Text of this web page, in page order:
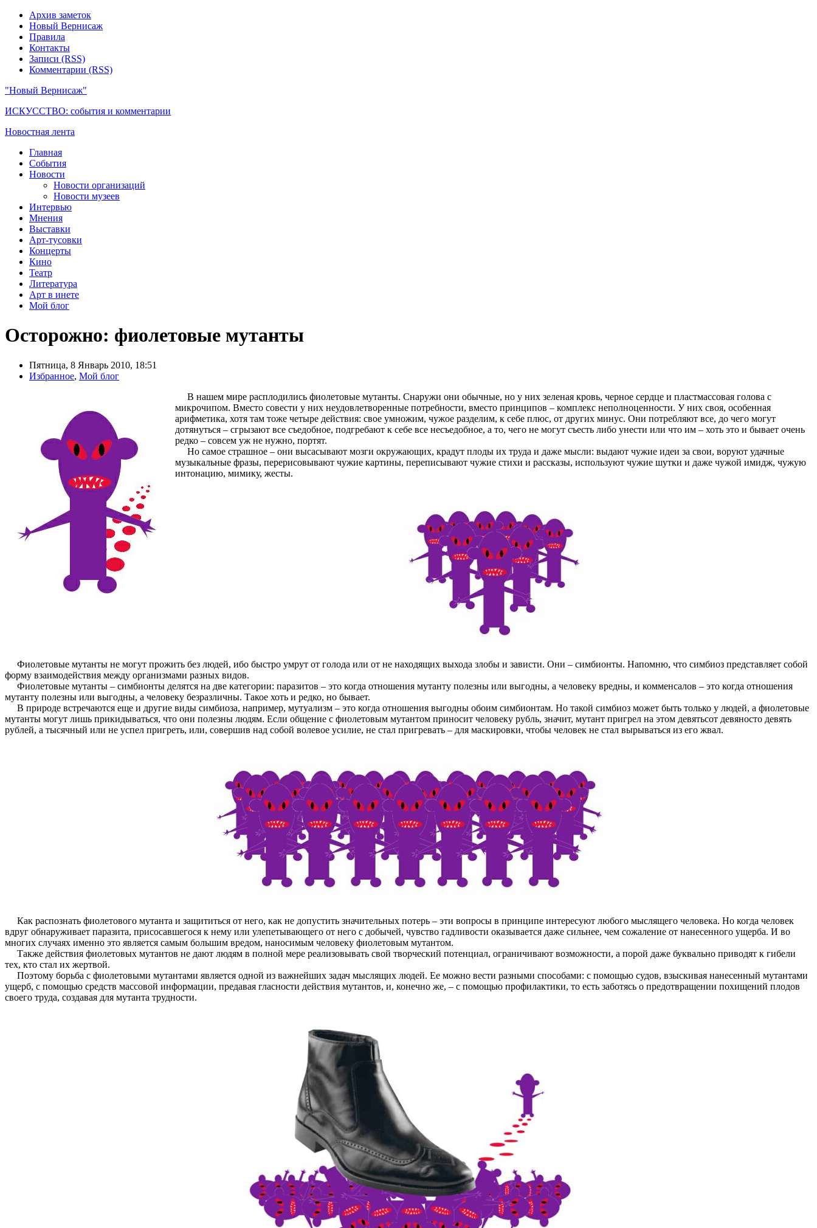
Архив заметок
Новый Вернисаж
Правила
Контакты
Записи (RSS)
Комментарии (RSS)
"Новый Вернисаж"
ИСКУССТВО: события и комментарии
Новостная лента
Главная
События
Новости
Новости организаций
Новости музеев
Интервью
Мнения
Выставки
Арт-тусовки
Концерты
Кино
Театр
Литература
Арт в инете
Мой блог
Осторожно: фиолетовые мутанты
Пятница, 8 Январь 2010, 18:51
Избранное, Мой блог
В нашем мире расплодились фиолетовые мутанты. Снаружи они обычные, но у них зеленая кровь, черное сердце и пластмассовая голова с
микрочипом. Вместо совести у них неудовлетворенные потребности, вместо принципов – комплекс неполноценности. У них своя, особенная
арифметика, хотя там тоже четыре действия: свое умножим, чужое разделим, к себе плюс, от других минус. Они потребляют все, до чего могут
дотянуться – сгрызают все съедобное, подгребают к себе все несъедобное, а то, чего не могут съесть либо унести или что им – хоть это и бывает очень
редко – совсем уж не нужно, портят.
Но самое страшное – они высасывают мозги окружающих, крадут плоды их труда и даже мысли: выдают чужие идеи за свои, воруют удачные
музыкальные фразы, перерисовывают чужие картины, переписывают чужие стихи и рассказы, используют чужие шутки и даже чужой имидж, чужую
интонацию, мимику, жесты.
Фиолетовые мутанты не могут прожить без людей, ибо быстро умрут от голода или от не находящих выхода злобы и зависти. Они – симбионты. Напомню, что симбиоз представляет собой
форму взаимодействия между организмами разных видов.
Фиолетовые мутанты – симбионты делятся на две категории: паразитов – это когда отношения мутанту полезны или выгодны, а человеку вредны, и комменсалов – это когда отношения
мутанту полезны или выгодны, а человеку безразличны. Такое хоть и редко, но бывает.
В природе встречаются еще и другие виды симбиоза, например, мутуализм – это когда отношения выгодны обоим симбионтам. Но такой симбиоз может быть только у людей, а фиолетовые
мутанты могут лишь прикидываться, что они полезны людям. Если общение с фиолетовым мутантом приносит человеку рубль, значит, мутант пригрел на этом девятьсот девяносто девять
рублей, а тысячный или не успел пригреть, или, совершив над собой волевое усилие, не стал пригревать – для маскировки, чтобы человек не стал вырываться из его жвал.
Как распознать фиолетового мутанта и защититься от него, как не допустить значительных потерь – эти вопросы в принципе интересуют любого мыслящего человека. Но когда человек
вдруг обнаруживает паразита, присосавшегося к нему или улепетывающего от него с добычей, чувство гадливости оказывается даже сильнее, чем сожаление от нанесенного ущерба. И во
многих случаях именно это является самым большим вредом, наносимым человеку фиолетовым мутантом.
Также действия фиолетовых мутантов не дают людям в полной мере реализовывать свой творческий потенциал, ограничивают возможности, а порой даже буквально приводят к гибели
тех, кто стал их жертвой.
Поэтому борьба с фиолетовыми мутантами является одной из важнейших задач мыслящих людей. Ее можно вести разными способами: с помощью судов, взыскивая нанесенный мутантами
ущерб, с помощью средств массовой информации, предавая гласности действия мутантов, и, конечно же, – с помощью профилактики, то есть заботясь о предотвращении похищений плодов
своего труда, создавая для мутанта трудности.